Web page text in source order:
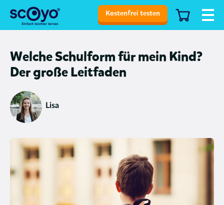
Kostenfrei testen
Welche Schulform für mein Kind?
Der große Leitfaden
Lisa